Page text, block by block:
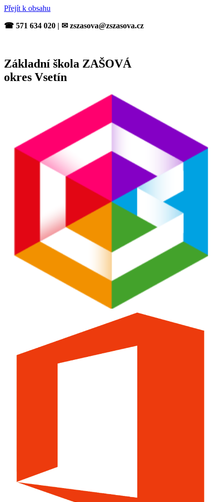
Přejít k obsahu
☎ 571 634 020 | ✉ zszasova@zszasova.cz
Základní škola ZAŠOVÁ
okres Vsetín